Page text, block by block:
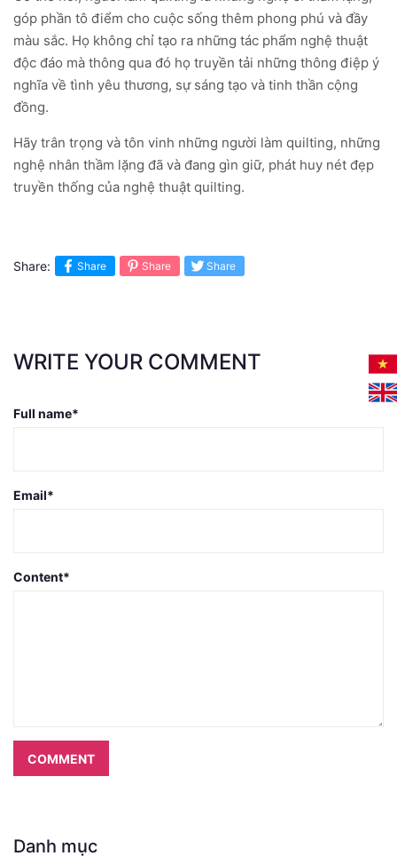
Danh mục
góp phần tô điểm cho cuộc sống thêm phong phú và đầy
màu sắc. Họ không chỉ tạo ra những tác phẩm nghệ thuật
độc đáo mà thông qua đó họ truyền tải những thông điệp ý
nghĩa về tình yêu thương, sự sáng tạo và tinh thần cộng
đồng.
Hãy trân trọng và tôn vinh những người làm quilting, những
nghệ nhân thầm lặng đã và đang gìn giữ, phát huy nét đẹp
truyền thống của nghệ thuật quilting.
Share: Share Share Share
WRITE YOUR COMMENT
Full name*
Email*
Content*
COMMENT